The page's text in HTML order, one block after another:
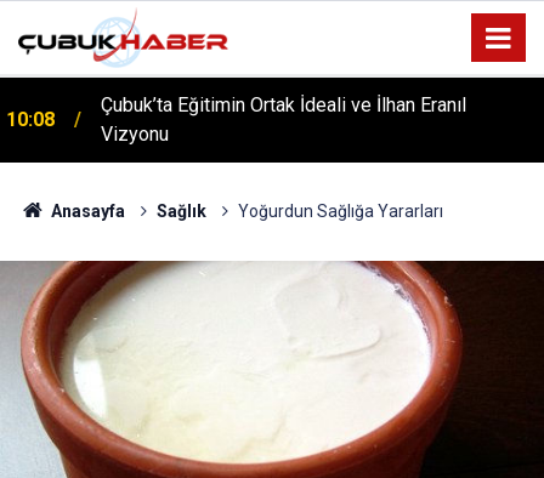
Çubuk’ta Eğitimin Ortak İdeali ve İlhan Eranıl
Vizyonu
12:06
ÇUBUK’TA ‘YAZA MERHABA’ COŞKUSU: Kursiyerler
Gönüllerince Eğlendi!
Anasayfa Sağlık Yoğurdun Sağlığa Yararları